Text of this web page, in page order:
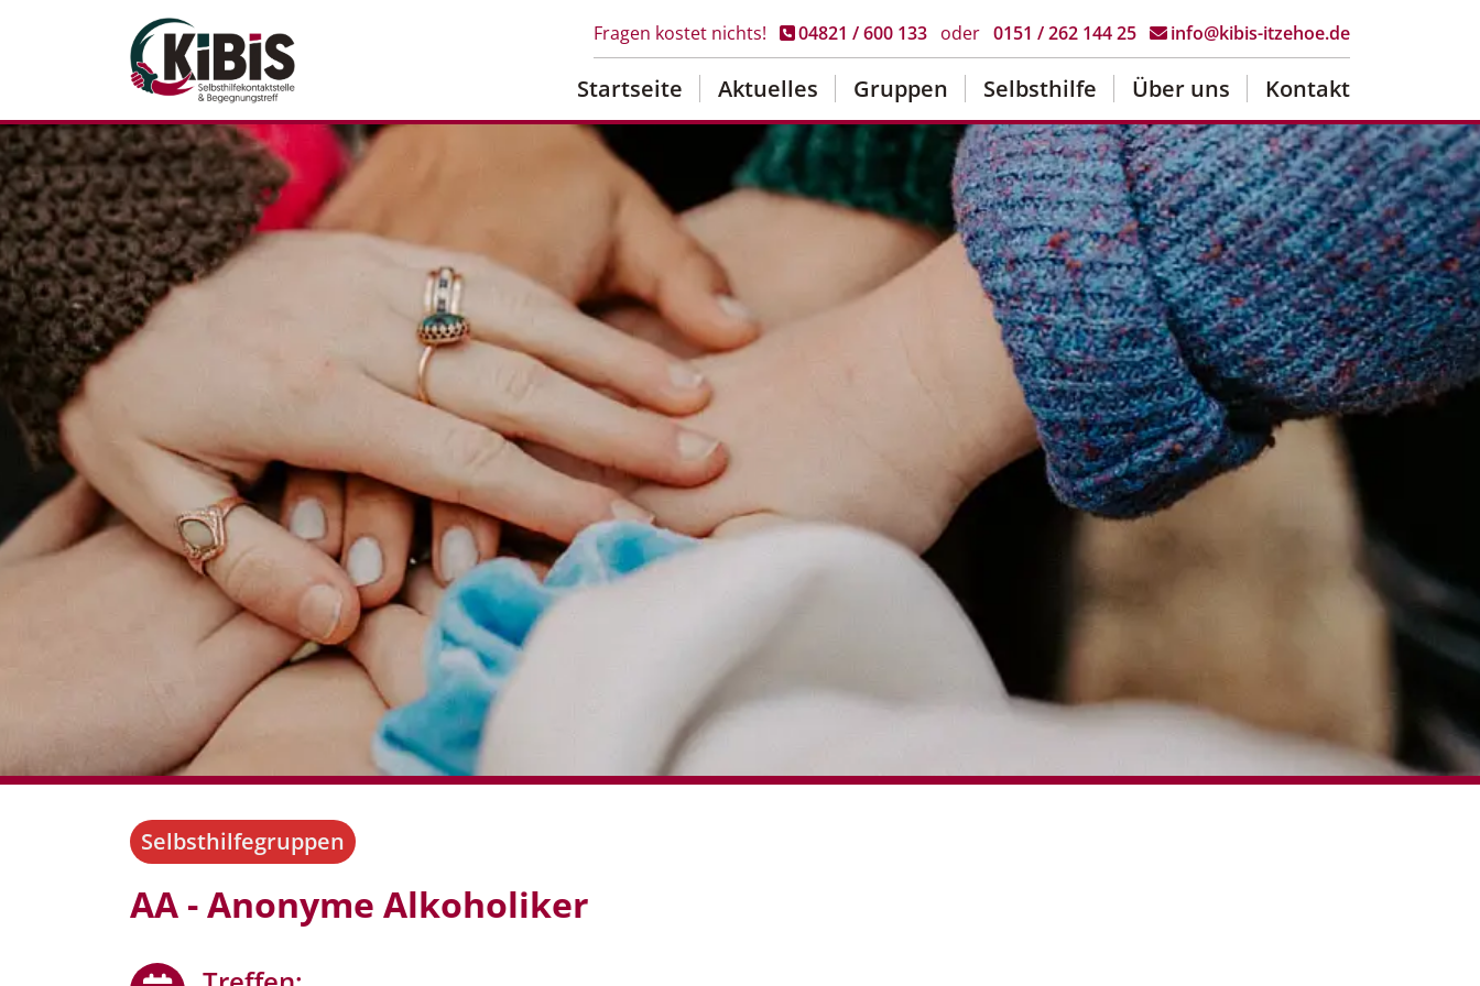
Fragen kostet nichts! 04821 / 600 133 oder 0151 / 262 144 25 info@kibis-itzehoe.de
Startseite Aktuelles Gruppen Selbsthilfe Über uns Kontakt
Selbsthilfegruppen
AA - Anonyme Alkoholiker